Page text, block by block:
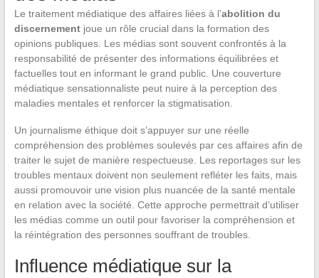
Le traitement médiatique des affaires liées à l’abolition du
discernementjoue un rôle crucial dans la formation des
opinions publiques. Les médias sont souvent confrontés à la
responsabilité de présenter des informations équilibrées et
factuelles tout en informant le grand public. Une couverture
médiatique sensationnaliste peut nuire à la perception des
maladies mentales et renforcer la stigmatisation.
Un journalisme éthique doit s’appuyer sur une réelle
compréhension des problèmes soulevés par ces affaires afin de
traiter le sujet de manière respectueuse. Les reportages sur les
troubles mentaux doivent non seulement refléter les faits, mais
aussi promouvoir une vision plus nuancée de la santé mentale
en relation avec la société. Cette approche permettrait d’utiliser
les médias comme un outil pour favoriser la compréhension et
la réintégration des personnes souffrant de troubles.
Influence médiatique sur la